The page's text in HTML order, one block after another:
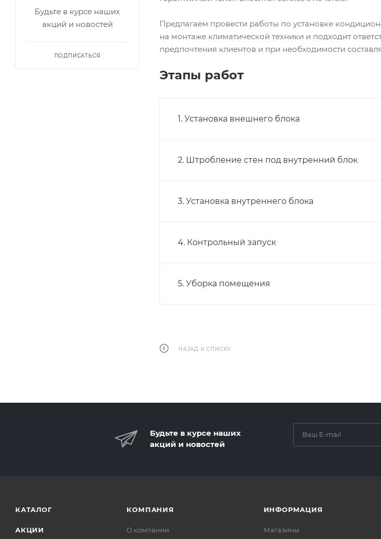
Предлагаем провести работы по установке
на монтаже климатической техники и подходит
предпочтения клиентов и при необходимости
Этапы работ
1. Установка внешнего блока
2. Штробление стен под внутренний блок
3. Установка внутреннего блока
4. Контрольный запуск
5. Уборка помещения
НАЗАД К СПИСКУ
Будьте в курсе наших
акций и новостей
ПОДПИСАТЬСЯ
Будьте в курсе наших
акций и новостей
КАТАЛОГ
АКЦИИ
КОМПАНИЯ
О компании
ИНФОРМАЦИЯ
Магазины